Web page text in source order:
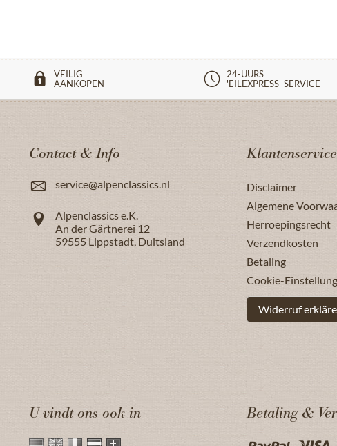
VEILIG
AANKOPEN
24-UURS
'EILEXPRESS'-SERVICE
Contact & Info
service@alpenclassics.nl
Alpenclassics e.K.
An der Gärtnerei 12
59555 Lippstadt, Duitsland
Klantenservice
Disclaimer
Algemene
Herroepingsrecht
Verzendkosten
Betaling
Cookie-
Widerruf
U vindt ons ook in Betaling &